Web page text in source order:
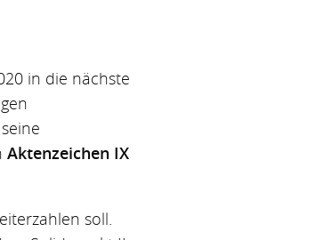
in die nächste
Aktenzeichen IX
soll.